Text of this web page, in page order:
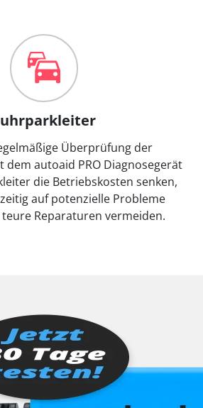
Überprüfung der
dem autoaid PRO Diagnosegerät
die Betriebskosten senken,
auf potenzielle Probleme
Reparaturen vermeiden.